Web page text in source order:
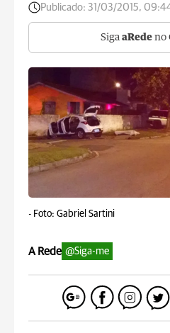
Publicado: 31/03/2015,
Siga aRede no
- Foto: Gabriel Sartini
A Rede @Siga-me